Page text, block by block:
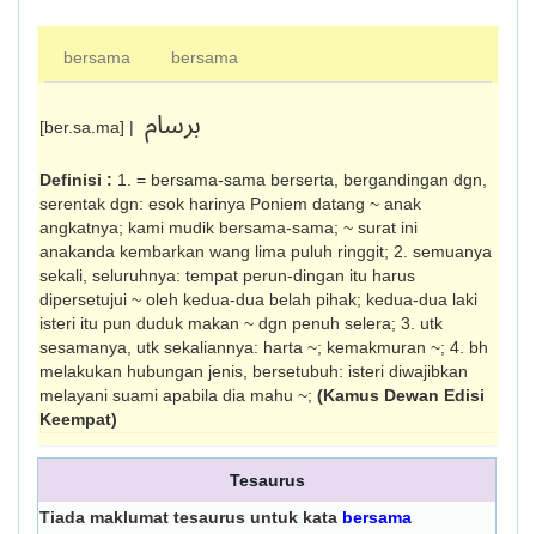
bersama bersama
[ber.sa.ma] | برسام
Definisi : 1. = bersama-sama berserta, bergandingan dgn,
serentak dgn: esok harinya Poniem datang ~ anak
angkatnya; kami mudik bersama-sama; ~ surat ini
anakanda kembarkan wang lima puluh ringgit; 2. semuanya
sekali, seluruhnya: tempat per­un-dingan itu harus
dipersetujui ~ oleh kedua-dua belah pihak; kedua-dua laki
isteri itu pun duduk makan ~ dgn penuh selera; 3. utk
sesamanya, utk sekaliannya: harta ~; kemakmuran ~; 4. bh
melakukan hubungan jenis, bersetubuh: isteri diwajibkan
melayani suami apabila dia mahu ~; (Kamus Dewan Edisi
Keempat)
Tesaurus
Tiada maklumat tesaurus untuk kata bersama